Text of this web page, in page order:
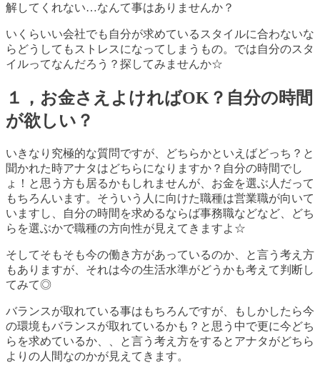
解してくれない…なんて事はありませんか？
いくらいい会社でも自分が求めているスタイルに合わないな
らどうしてもストレスになってしまうもの。では自分のスタ
イルってなんだろう？探してみませんか☆
１，お金さえよければOK ？自分の時間
が欲しい？
いきなり究極的な質問ですが、どちらかといえばどっち？と
聞かれた時アナタはどちらになりますか？自分の時間でし
ょ！と思う方も居るかもしれませんが、お金を選ぶ人だって
もちろんいます。そういう人に向けた職種は営業職が向いて
いますし、自分の時間を求めるならば事務職などなど、どち
らを選ぶかで職種の方向性が見えてきますよ☆
そしてそもそも今の働き方があっているのか、と言う考え方
もありますが、それは今の生活水準がどうかも考えて判断し
てみて◎
バランスが取れている事はもちろんですが、もしかしたら今
の環境もバランスが取れているかも？と思う中で更に今どち
らを求めているか、、と言う考え方をするとアナタがどちら
よりの人間なのかが見えてきます。